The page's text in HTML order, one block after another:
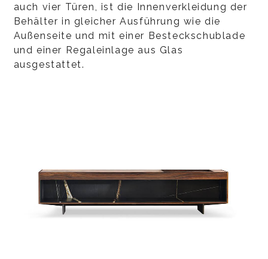
auch vier Türen, ist die Innenverkleidung der
Behälter in gleicher Ausführung wie die
Außenseite und mit einer Besteckschublade
und einer Regaleinlage aus Glas
ausgestattet.